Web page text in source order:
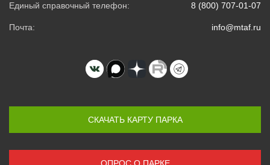
Единый справочный телефон: 8 (800) 707-01-07
Почта: info@mtaf.ru
СКАЧАТЬ КАРТУ ПАРКА